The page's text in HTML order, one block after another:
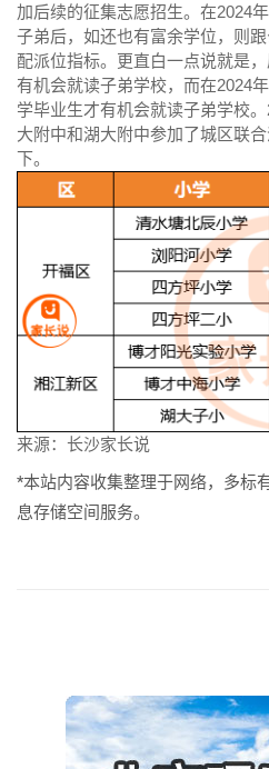
加后续的征集志愿招生。在2024
子弟后，如还也有富余学位，则
配派位指标。更直白一点说就是
有机会就读子弟学校，而在2024
学毕业生才有机会就读子弟学校
大附中和湖大附中参加了城区联
下。
来源：长沙家长说
*本站内容收集整理于网络，多标
息存储空间服务。